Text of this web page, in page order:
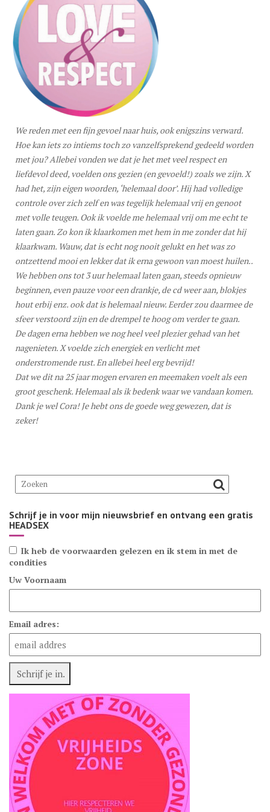
We reden met een fijn gevoel naar huis, ook enigszins verward.
Hoe kan iets zo intiems toch zo vanzelfsprekend gedeeld worden
met jou? Allebei vonden we dat je het met veel respect en
liefdevol deed, voelden ons gezien (en gevoeld!) zoals we zijn. X
had het, zijn eigen woorden, ‘helemaal door’. Hij had volledige
controle over zich zelf en was tegelijk helemaal vrij en genoot
met volle teugen. Ook ik voelde me helemaal vrij om me echt te
laten gaan. Zo kon ik klaarkomen met hem in me zonder dat hij
klaarkwam. Wauw, dat is echt nog nooit gelukt en het was zo
ontzettend mooi en lekker dat ik erna gewoon van moest huilen..
We hebben ons tot 3 uur helemaal laten gaan, steeds opnieuw
beginnen, even pauze voor een drankje, de cd weer aan, blokjes
hout erbij enz. ook dat is helemaal nieuw. Eerder zou daarmee de
sfeer verstoord zijn en de drempel te hoog om verder te gaan.
De dagen erna hebben we nog heel veel plezier gehad van het
nagenieten. X voelde zich energiek en verlicht met
onderstromende rust. En allebei heel erg bevrijd!
Dat we dit na 25 jaar mogen ervaren en meemaken voelt als een
groot geschenk. Helemaal als ik bedenk waar we vandaan komen.
Dank je wel Cora! Je hebt ons de goede weg gewezen, dat is
zeker!
Schrijf je in voor mijn nieuwsbrief en ontvang een gratis
HEADSEX
Ik heb de voorwaarden gelezen en ik stem in met de
condities
Uw Voornaam
Email adres: